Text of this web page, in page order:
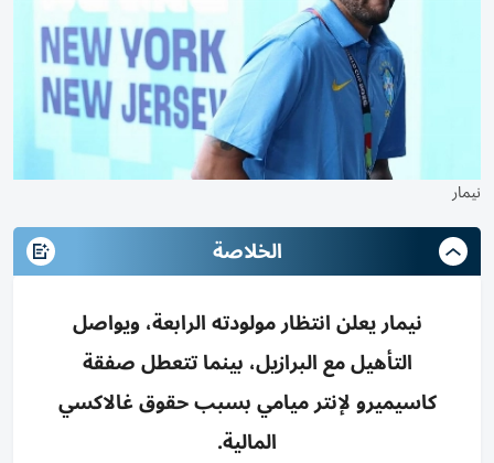
نيمار
الخلاصة
نيمار يعلن انتظار مولودته الرابعة، ويواصل
التأهيل مع البرازيل، بينما تتعطل صفقة
كاسيميرو لإنتر ميامي بسبب حقوق غالاكسي
المالية.